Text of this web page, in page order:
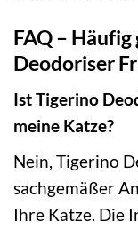
FAQ –
Deodoriser
Ist Tigerino
meine Katze?
Nein, Tigerino
sachgemäßer
Ihre Katze. Die